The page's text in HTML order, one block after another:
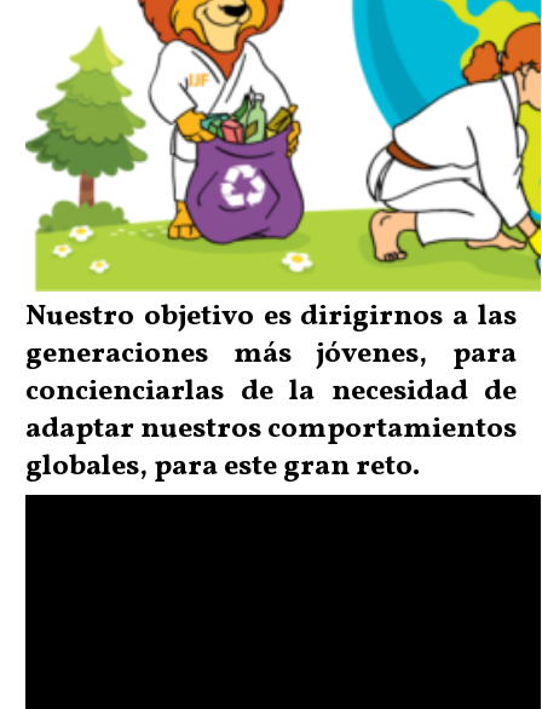
Nuestro objetivo es dirigirnos a las
generaciones más jóvenes, para
concienciarlas de la necesidad de
adaptar nuestros comportamientos
globales, para este gran reto.